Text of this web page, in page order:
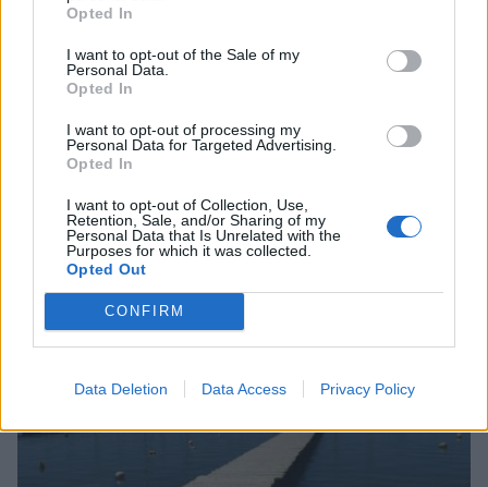
Opted In
I want to opt-out of the Sale of my
Personal Data.
Opted In
I want to opt-out of processing my
Personal Data for Targeted Advertising.
Opted In
I want to opt-out of Collection, Use,
Retention, Sale, and/or Sharing of my
Personal Data that Is Unrelated with the
Purposes for which it was collected.
Opted Out
CONFIRM
Data Deletion Data Access Privacy Policy
Τι προβάλλουν τα Cinema σε επτά πόλεις της
Πελοποννήσου
06/08/2026 15:12